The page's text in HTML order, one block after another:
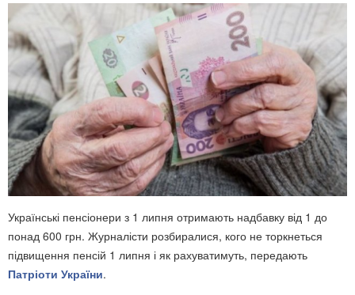
Українські пенсіонери з 1 липня отримають надбавку від 1 до
понад 600 грн. Журналісти розбиралися, кого не торкнеться
підвищення пенсій 1 липня і як рахуватимуть, передають
Патріоти України.